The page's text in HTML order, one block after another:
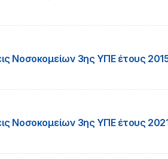
Νοσοκομείων 3ης ΥΠΕ έτους
Νοσοκομείων 3ης ΥΠΕ έτους